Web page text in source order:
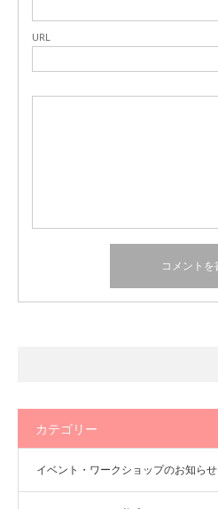
URL
カテゴリー
イベント・ワークショップのお知らせ